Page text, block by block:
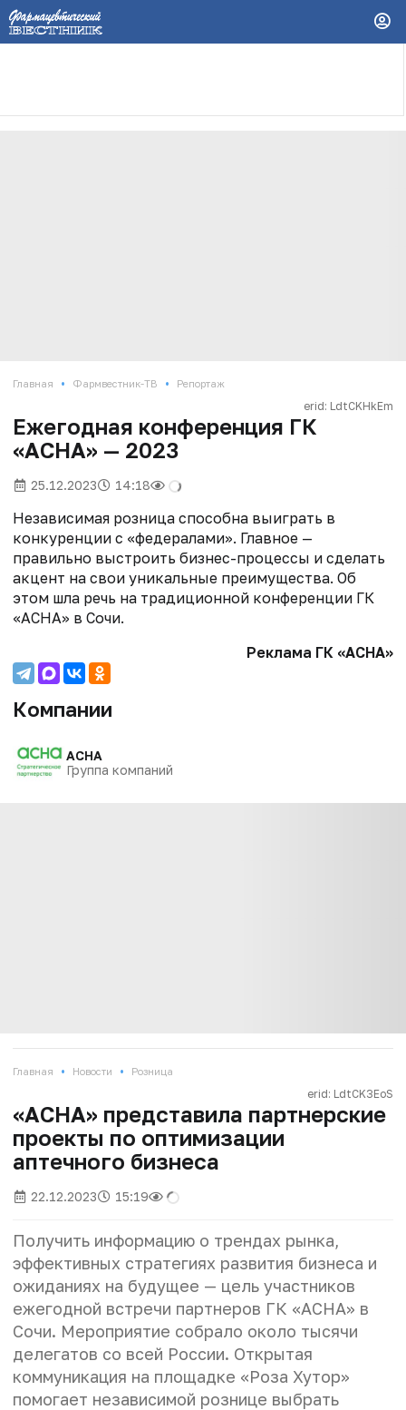
Главная • Фармвестник-ТВ • Репортаж
erid: LdtCKHkEm
Ежегодная конференция ГК
«АСНА» — 2023
25.12.2023 14:18
Независимая розница способна выиграть в
конкуренции с «федералами». Главное —
правильно выстроить бизнес-процессы и сделать
акцент на свои уникальные преимущества. Об
этом шла речь на традиционной конференции ГК
«АСНА» в Сочи.
Реклама ГК «АСНА»
Компании
АСНА
Группа компаний
Главная • Новости • Розница
erid: LdtCK3EoS
«АСНА» представила партнерские
проекты по оптимизации
аптечного бизнеса
22.12.2023 15:19
Получить информацию о трендах рынка,
эффективных стратегиях развития бизнеса и
ожиданиях на будущее — цель участников
ежегодной встречи партнеров ГК «АСНА» в
Сочи. Мероприятие собрало около тысячи
делегатов со всей России. Открытая
коммуникация на площадке «Роза Хутор»
помогает независимой рознице выбрать